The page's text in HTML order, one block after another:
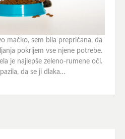
mačko, sem bila prepričana, da
pokrijem vse njene potrebe.
je najlepše zeleno-rumene oči.
da se ji dlaka…